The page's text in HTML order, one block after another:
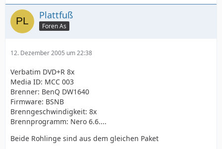
Plattfuß
Foren As
12. Dezember 2005 um 22:38
Verbatim DVD+R 8x
Media ID: MCC 003
Brenner: BenQ DW1640
Firmware: BSNB
Brenngeschwindigkeit: 8x
Brennprogramm: Nero 6.6....
Beide Rohlinge sind aus dem gleichen Paket